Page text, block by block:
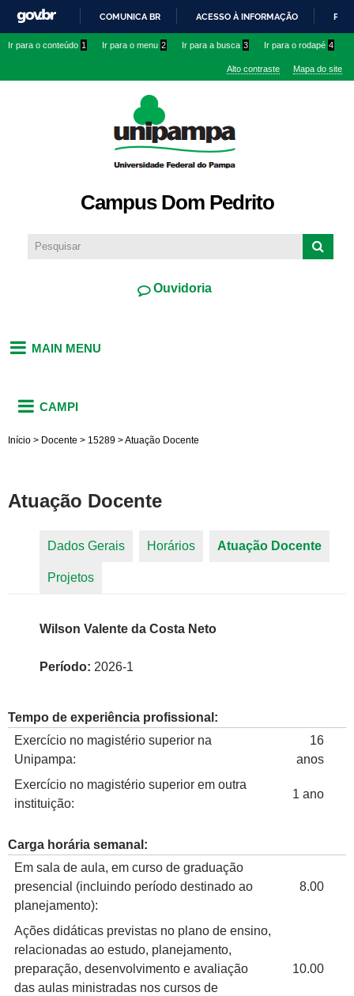
conteúdo
IR
O
COMUNICA BR ACESSO À INFORMAÇÃO
Ir para o conteúdo 1 Ir para o menu 2 Ir para a busca 3 Ir para o rodapé 4
Alto contraste Mapa do site
Campus Dom Pedrito
Ouvidoria
MAIN MENU
CAMPI
Início > Docente > 15289 >Atuação Docente
Atuação Docente
Dados Gerais Horários Atuação Docente
Projetos
Wilson Valente da Costa Neto
Período: 2026-1
Tempo de experiência profissional:
Exercício no magistério superior na
Unipampa:
16
anos
Exercício no magistério superior em outra
instituição:
1 ano
Carga horária semanal:
Em sala de aula, em curso de graduação
presencial (incluindo período destinado ao
planejamento):
8.00
Ações didáticas previstas no plano de ensino,
relacionadas ao estudo, planejamento,
preparação, desenvolvimento e avaliação
das aulas ministradas nos cursos de
10.00